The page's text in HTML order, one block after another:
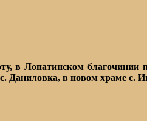
в Лопатинском
Даниловка, в новом храме с.